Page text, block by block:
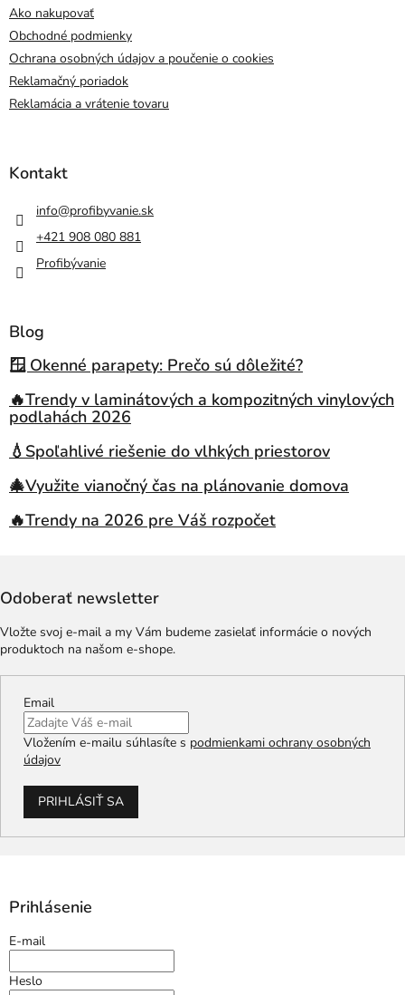
Ako nakupovať
Obchodné podmienky
Ochrana osobných údajov a poučenie o cookies
Reklamačný poriadok
Reklamácia a vrátenie tovaru
Kontakt
info@profibyvanie.sk
+421 908 080 881
Profibývanie
Blog
🪟 Okenné parapety: Prečo sú dôležité?
🔥Trendy v laminátových a kompozitných vinylových
podlahách 2026
💧Spoľahlivé riešenie do vlhkých priestorov
🎄Využite vianočný čas na plánovanie domova
🔥Trendy na 2026 pre Váš rozpočet
Odoberať newsletter
Vložte svoj e-mail a my Vám budeme zasielať informácie o nových
produktoch na našom e-shope.
Email
Vložením e-mailu súhlasíte s podmienkami ochrany osobných
údajov
PRIHLÁSIŤ SA
Prihlásenie
E-mail
Heslo